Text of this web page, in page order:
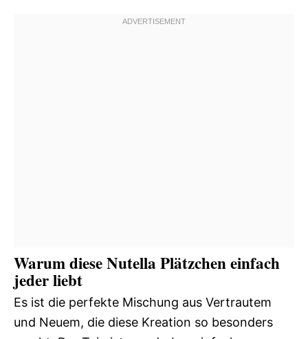
Warum diese Nutella Plätzchen einfach
jeder liebt
Es ist die perfekte Mischung aus Vertrautem
und Neuem, die diese Kreation so besonders